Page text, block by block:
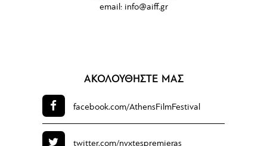
email: info@aiff.gr
ΑΚΟΛΟΥΘΗΣΤΕ ΜΑΣ
facebook.com/AthensFilmFestival
twitter.com/nyxtespremieras